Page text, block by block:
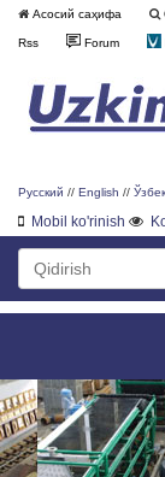
Асосий саҳифа
Rss Forum
Русский // English //
Mobil ko'rinish